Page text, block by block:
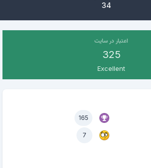
34
اعتبار در سایت
325
Excellent
165
7